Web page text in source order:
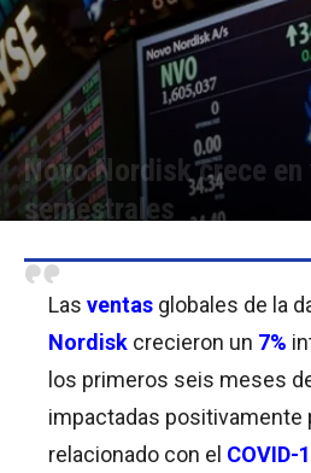
Novo Nordisk crece en
semestrales
Las ventas globales de la
Nordisk crecieron un 7%
los primeros seis meses
impactadas positivamente
relacionado con el COVID-